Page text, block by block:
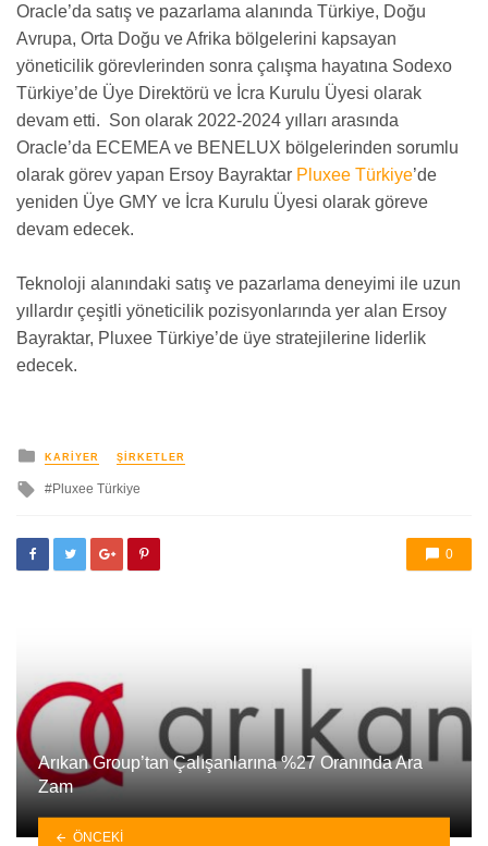
Oracle’da satış ve pazarlama alanında Türkiye, Doğu
Avrupa, Orta Doğu ve Afrika bölgelerini kapsayan
yöneticilik görevlerinden sonra çalışma hayatına Sodexo
Türkiye’de Üye Direktörü ve İcra Kurulu Üyesi olarak
devam etti. Son olarak 2022-2024 yılları arasında
Oracle’da ECEMEA ve BENELUX bölgelerinden sorumlu
olarak görev yapan Ersoy Bayraktar Pluxee Türkiye’de
yeniden Üye GMY ve İcra Kurulu Üyesi olarak göreve
devam edecek.
Teknoloji alanındaki satış ve pazarlama deneyimi ile uzun
yıllardır çeşitli yöneticilik pozisyonlarında yer alan Ersoy
Bayraktar, Pluxee Türkiye’de üye stratejilerine liderlik
edecek.
yayınlanan
KARIYER ŞIRKETLER
ilePluxee Türkiye
0
Arıkan Group’tan Çalışanlarına %27 Oranında Ara
Zam
ÖNCEKI